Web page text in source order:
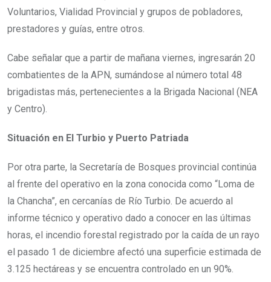
Voluntarios, Vialidad Provincial y grupos de pobladores,
prestadores y guías, entre otros.
Cabe señalar que a partir de mañana viernes, ingresarán 20
combatientes de la APN, sumándose al número total 48
brigadistas más, pertenecientes a la Brigada Nacional (NEA
y Centro).
Situación en El Turbio y Puerto Patriada
Por otra parte, la Secretaría de Bosques provincial continúa
al frente del operativo en la zona conocida como “Loma de
la Chancha”, en cercanías de Río Turbio. De acuerdo al
informe técnico y operativo dado a conocer en las últimas
horas, el incendio forestal registrado por la caída de un rayo
el pasado 1 de diciembre afectó una superficie estimada de
3.125 hectáreas y se encuentra controlado en un 90%.